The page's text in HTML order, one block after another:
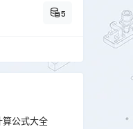
5
公式大全